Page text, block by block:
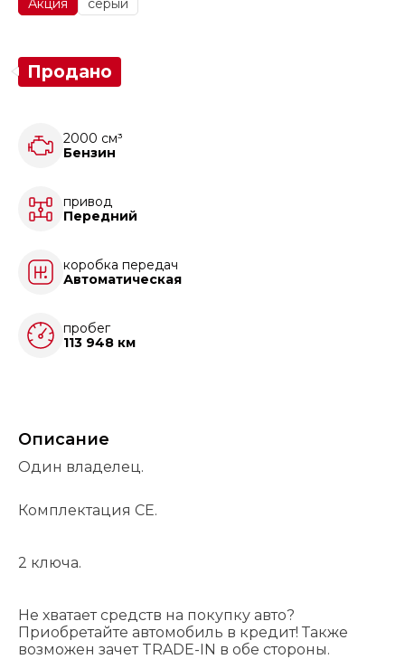
Акция
серый
Продано
2000 см³
Бензин
привод
Передний
коробка передач
Автоматическая
пробег
113 948 км
Описание
Один владелец.
Комплектация СЕ.
2 ключа.
Не хватает средств на покупку авто?
Приобретайте автомобиль в кредит! Также
возможен зачет TRADE-IN в обе стороны.